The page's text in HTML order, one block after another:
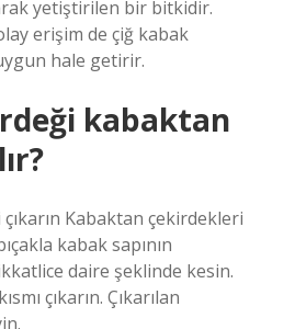
yetiştirilen bir bitkidir.
erişim de çiğ kabak
hale getirir.
kabaktan
Kabaktan çekirdekleri
kabak sapının
daire şeklinde kesin.
çıkarın. Çıkarılan